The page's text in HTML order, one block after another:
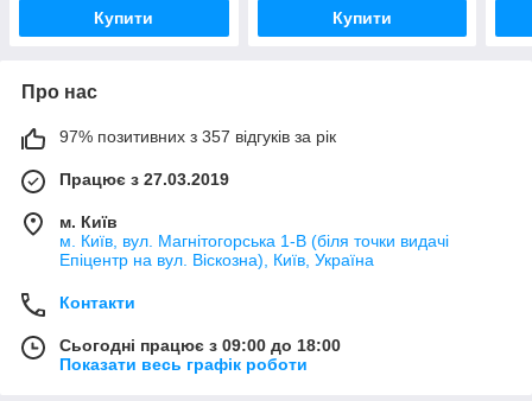
Купити Купити
Про нас
97% позитивних з 357 відгуків за рік
Працює з 27.03.2019
м. Київ
м. Київ, вул. Магнітогорська 1-В (біля точки видачі
Епіцентр на вул. Віскозна), Київ, Україна
Контакти
Сьогодні працює з 09:00 до 18:00
Показати весь графік роботи